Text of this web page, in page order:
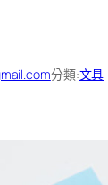
分類:文具